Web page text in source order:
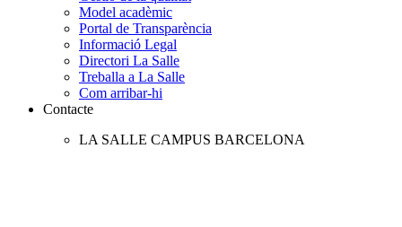
Model acadèmic
Portal de Transparència
Informació Legal
Directori La Salle
Treballa a La Salle
Com arribar-hi
Contacte
LA SALLE CAMPUS BARCELONA